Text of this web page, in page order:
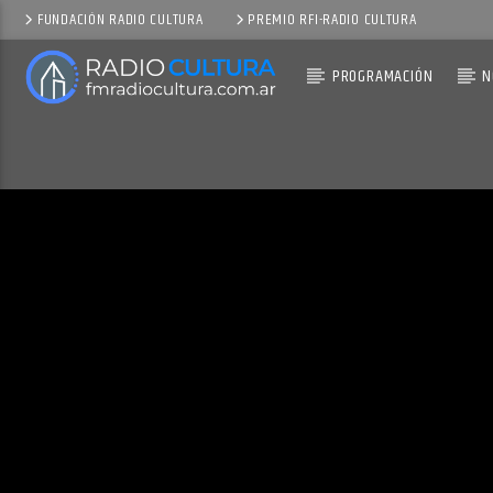
FUNDACIÓN RADIO CULTURA PREMIO RFI-RADIO CULTURA
PROGRAMACIÓN